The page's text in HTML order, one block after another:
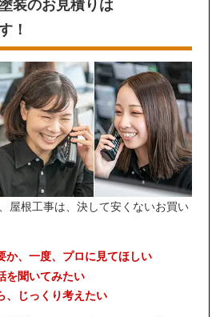
装のお見積りは
！
屋根工事は、決して安くないお買い
か、一度、プロに見てほしい
を聞いてみたい
、じっくり考えたい